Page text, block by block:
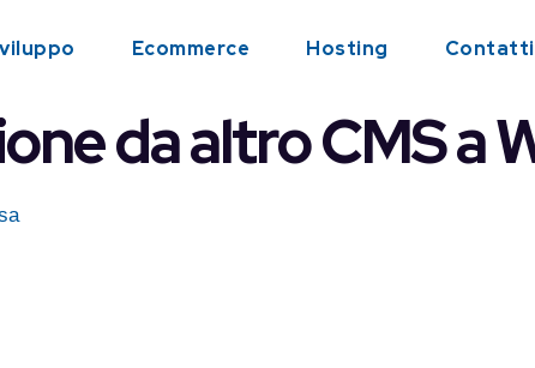
Ecommerce Hosting Contatti
da altro CMS a